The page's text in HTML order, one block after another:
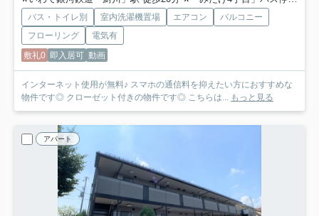
バス・トイレ別 室内洗濯機置場 エアコン
バルコニー
フローリング
電気有
敷礼0 即入居可 動画
インターネット使用が無料♪ スマホの通信料を抑えたい方におすすめな
物件です◎ クローゼット付きの物件です◎ こちらは... もっと見る
アパート